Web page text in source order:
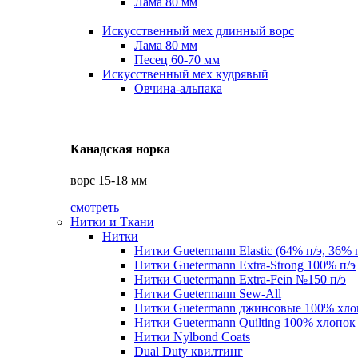
Искусственный мех длинный ворс
Лама 80 мм
Песец 60-70 мм
Искусственный мех кудрявый
Овчина-альпака
Канадская норка
ворс 15-18 мм
смотреть
Нитки и Ткани
Нитки
Нитки Guetermann Elastic (64% п/э, 36%
Нитки Guetermann Extra-Strong 100% п/э
Нитки Guetermann Extra-Fein №150 п/э
Нитки Guetermann Sew-All
Нитки Guetermann джинсовые 100%
Нитки Guetermann Quilting 100% хлопок
Нитки Nylbond Coats
Dual Duty квилтинг